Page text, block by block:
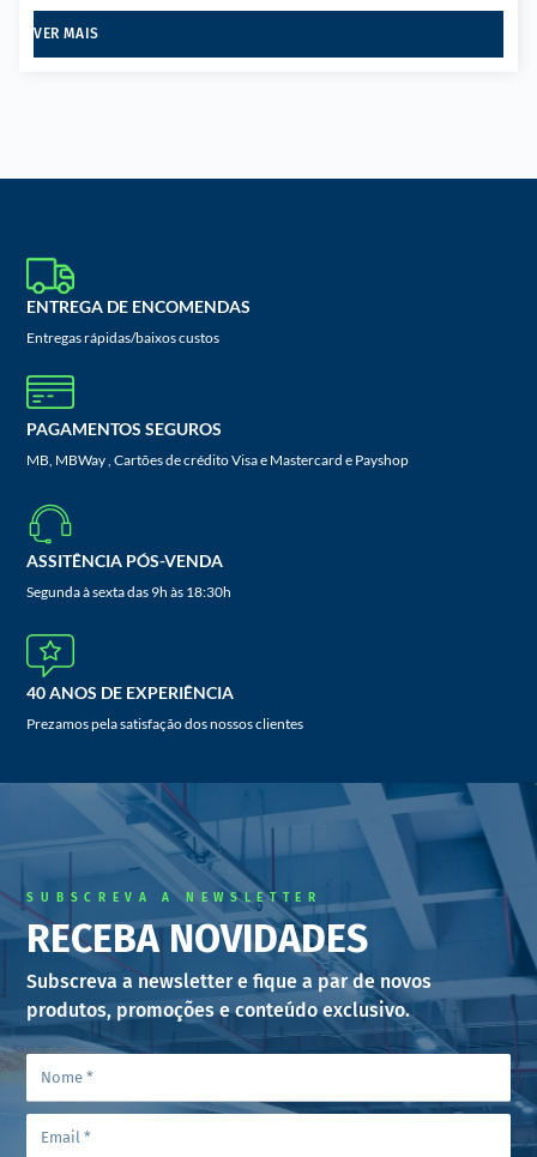
VER MAIS
ENTREGA DE ENCOMENDAS
Entregas rápidas/baixos custos
PAGAMENTOS SEGUROS
MB, MBWay , Cartões de crédito Visa e Mastercard e Payshop
ASSITÊNCIA PÓS-VENDA
Segunda à sexta das 9h às 18:30h
40 ANOS DE EXPERIÊNCIA
Prezamos pela satisfação dos nossos clientes
SUBSCREVA A NEWSLETTER
RECEBA NOVIDADES
Subscreva a newsletter e fique a par de novos
produtos, promoções e conteúdo exclusivo.